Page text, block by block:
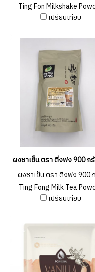
Ting Fon Milkshake
900g. (ยกลัง 20 ชิ้น )
เปรียบเทียบ
ผงชาเย็น ตรา ติ่งฟง 900 ก
ผงชาเย็น ตรา ติ่งฟง 900
Ting Fong Milk Tea
900g. (ยกลัง 20 ชิ้น )
เปรียบเทียบ